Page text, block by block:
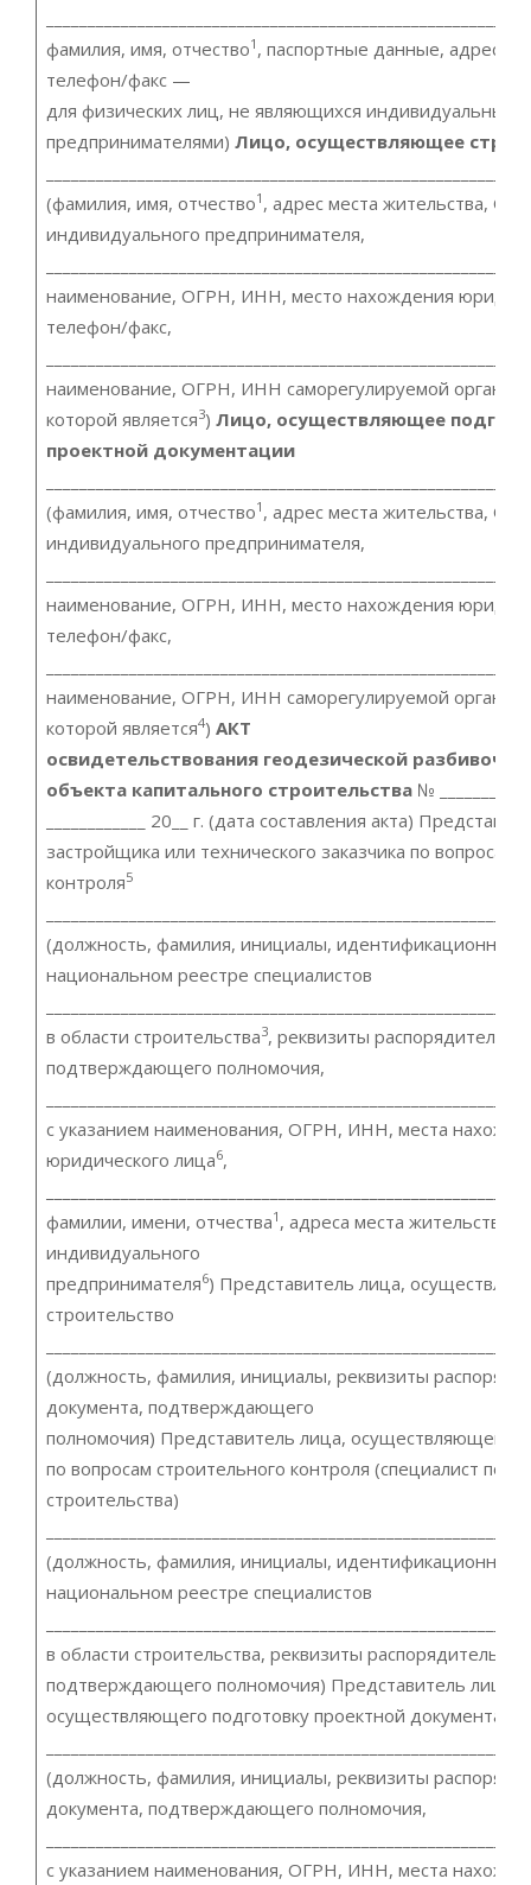
фамилия, имя, отчество1 , паспортные данные, адрес
телефон/факс —
для физических лиц, не являющихся индивидуальными
предпринимателями) Лицо, осуществляющее
(фамилия, имя, отчество1 , адрес места жительства,
индивидуального предпринимателя,
наименование, ОГРН, ИНН, место нахождения
телефон/факс,
наименование, ОГРН, ИНН саморегулируемой
которой является3) Лицо, осуществляющее
проектной документации
(фамилия, имя, отчество1 , адрес места жительства,
индивидуального предпринимателя,
наименование, ОГРН, ИНН, место нахождения
телефон/факс,
наименование, ОГРН, ИНН саморегулируемой
которой является4) АКТ
освидетельствования геодезической
объекта капитального строительства№
____________ 20__ г. (дата составления акта)
застройщика или технического заказчика по вопросам
контроля5
(должность, фамилия, инициалы, идентификационный
национальном реестре специалистов
в области строительства3, реквизиты
подтверждающего полномочия,
с указанием наименования, ОГРН, ИНН, места
юридического лица6,
фамилии, имени, отчества1 , адреса места
индивидуального
предпринимателя6) Представитель лица,
строительство
(должность, фамилия, инициалы, реквизиты
документа, подтверждающего
полномочия) Представитель лица, осуществляющего
по вопросам строительного контроля (специалист по
строительства)
(должность, фамилия, инициалы, идентификационный
национальном реестре специалистов
в области строительства, реквизиты
подтверждающего полномочия) Представитель лица,
осуществляющего подготовку проектной
(должность, фамилия, инициалы, реквизиты
документа, подтверждающего полномочия,
с указанием наименования, ОГРН, ИНН, места